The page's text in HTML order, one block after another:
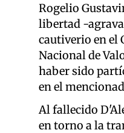
Rogelio
libertad -
cautiverio en el
Nacional de
haber sido
en el
Al fallecido
en torno a la